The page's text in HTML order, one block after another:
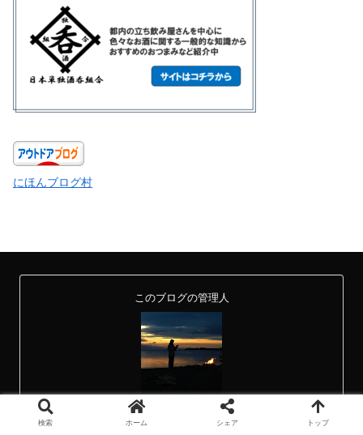
にほんブログ村
このブログの管理人
検索 ホーム シェア トップ